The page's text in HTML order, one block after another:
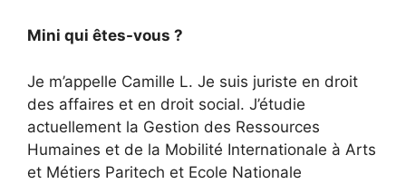
Mini qui êtes-vous ?
Je m’appelle Camille L. Je suis juriste en droit
des affaires et en droit social. J’étudie
actuellement la Gestion des Ressources
Humaines et de la Mobilité Internationale à Arts
et Métiers Paritech et Ecole Nationale